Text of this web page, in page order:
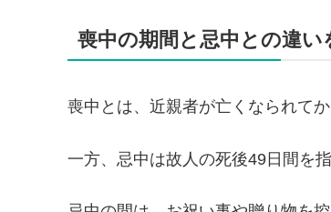
喪中の期間と忌中との違い
喪中とは、近親者が亡くなられて
一方、忌中は故人の死後49日間を